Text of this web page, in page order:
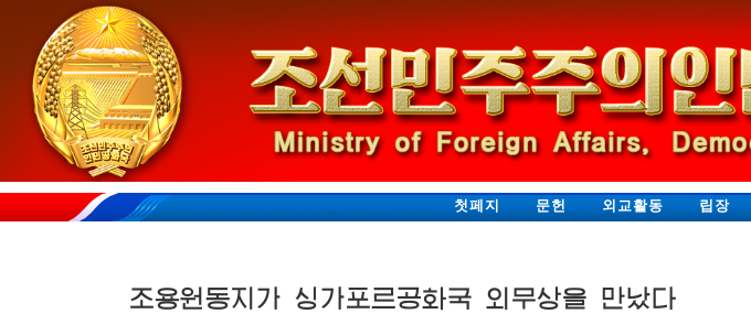
첫페지 문헌 외교활동 립장
조용원동지가 싱가포르공화국 외무상을 만났다